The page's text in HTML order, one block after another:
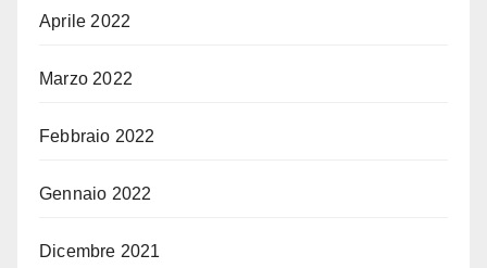
Aprile 2022
Marzo 2022
Febbraio 2022
Gennaio 2022
Dicembre 2021